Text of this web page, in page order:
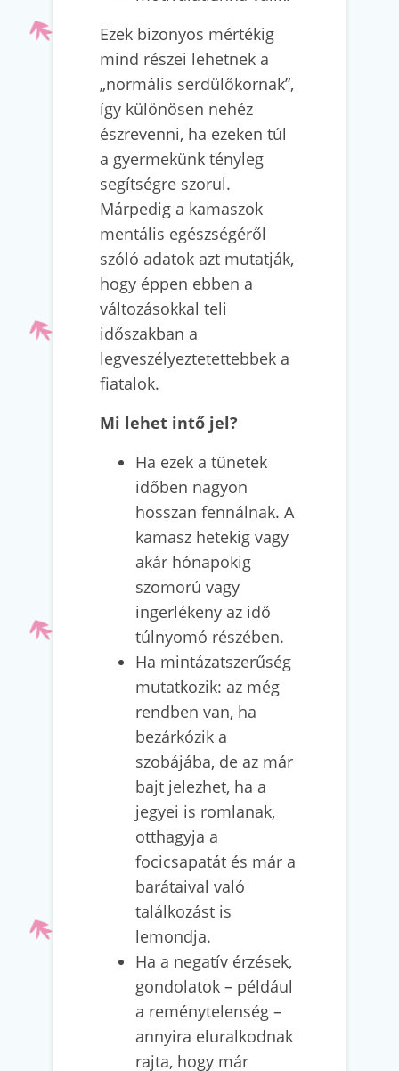
Ezek bizonyos mértékig
mind részei lehetnek a
„normális serdülőkornak”,
így különösen nehéz
észrevenni, ha ezeken túl
a gyermekünk tényleg
segítségre szorul.
Márpedig a kamaszok
mentális egészségéről
szóló adatok azt mutatják,
hogy éppen ebben a
változásokkal teli
időszakban a
legveszélyeztetettebbek a
fiatalok.
Mi lehet intő jel?
Ha ezek a tünetek
időben nagyon
hosszan fennálnak. A
kamasz hetekig vagy
akár hónapokig
szomorú vagy
ingerlékeny az idő
túlnyomó részében.
Ha mintázatszerűség
mutatkozik: az még
rendben van, ha
bezárkózik a
szobájába, de az már
bajt jelezhet, ha a
jegyei is romlanak,
otthagyja a
focicsapatát és már a
barátaival való
találkozást is
lemondja.
Ha a negatív érzések,
gondolatok – például
a reménytelenség –
annyira eluralkodnak
rajta, hogy már